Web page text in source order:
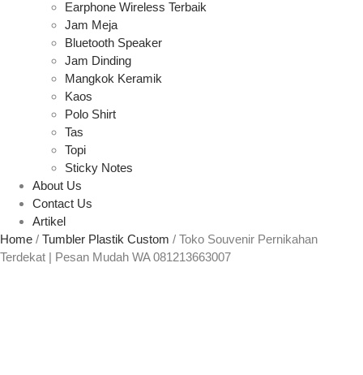
Earphone Wireless Terbaik
Jam Meja
Bluetooth Speaker
Jam Dinding
Mangkok Keramik
Kaos
Polo Shirt
Tas
Topi
Sticky Notes
About Us
Contact Us
Artikel
Home / Tumbler Plastik Custom / Toko Souvenir Pernikahan
Terdekat | Pesan Mudah WA 081213663007